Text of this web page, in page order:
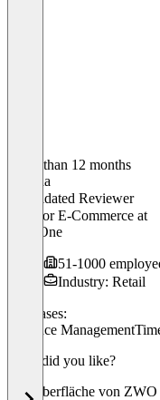
Older than 12 months
Sabrina
Validated Reviewer
Director E-Commerce at
BabyOne
51-1000
Industry: Retail
Use cases:
Absence Management
What did you like?
Die Oberfläche von